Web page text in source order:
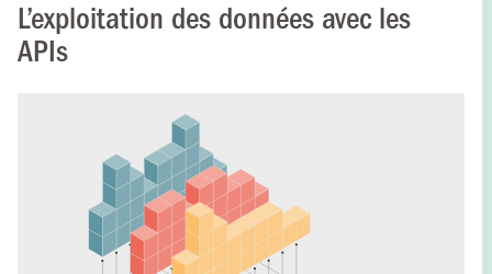
L’exploitation des données avec les
APIs